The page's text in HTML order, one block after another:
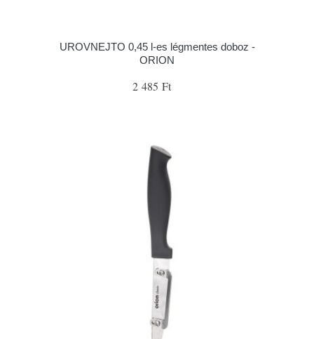
UROVNEJTO 0,45 l-es légmentes doboz -
ORION
2 485 Ft